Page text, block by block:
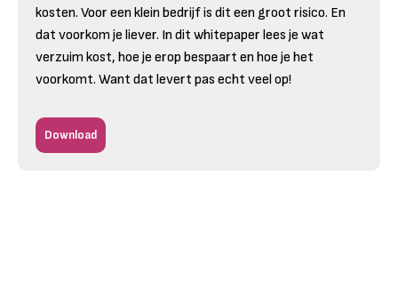
kosten. Voor een klein bedrijf is dit een groot risico. En
dat voorkom je liever. In dit whitepaper lees je wat
verzuim kost, hoe je erop bespaart en hoe je het
voorkomt. Want dat levert pas echt veel op!
Download